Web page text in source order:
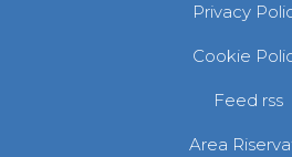
Privacy
Cookie
Feed rss
Area